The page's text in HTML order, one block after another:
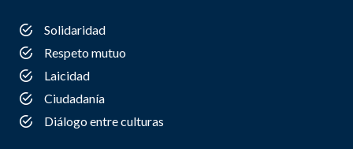
Solidaridad
Respeto mutuo
Laicidad
Ciudadanía
Diálogo entre culturas